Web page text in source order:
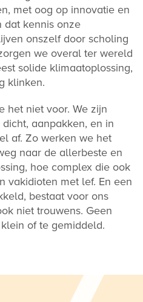
met oog op innovatie en
dat kennis onze
onszelf door scholing
we overal ter wereld
solide klimaatoplossing,
klinken.
het niet voor. We zijn
aanpakken, en in
af. Zo werken we het
naar de allerbeste en
hoe complex die ook
vakidioten met lef. En een
bestaat voor ons
niet trouwens. Geen
of te gemiddeld.